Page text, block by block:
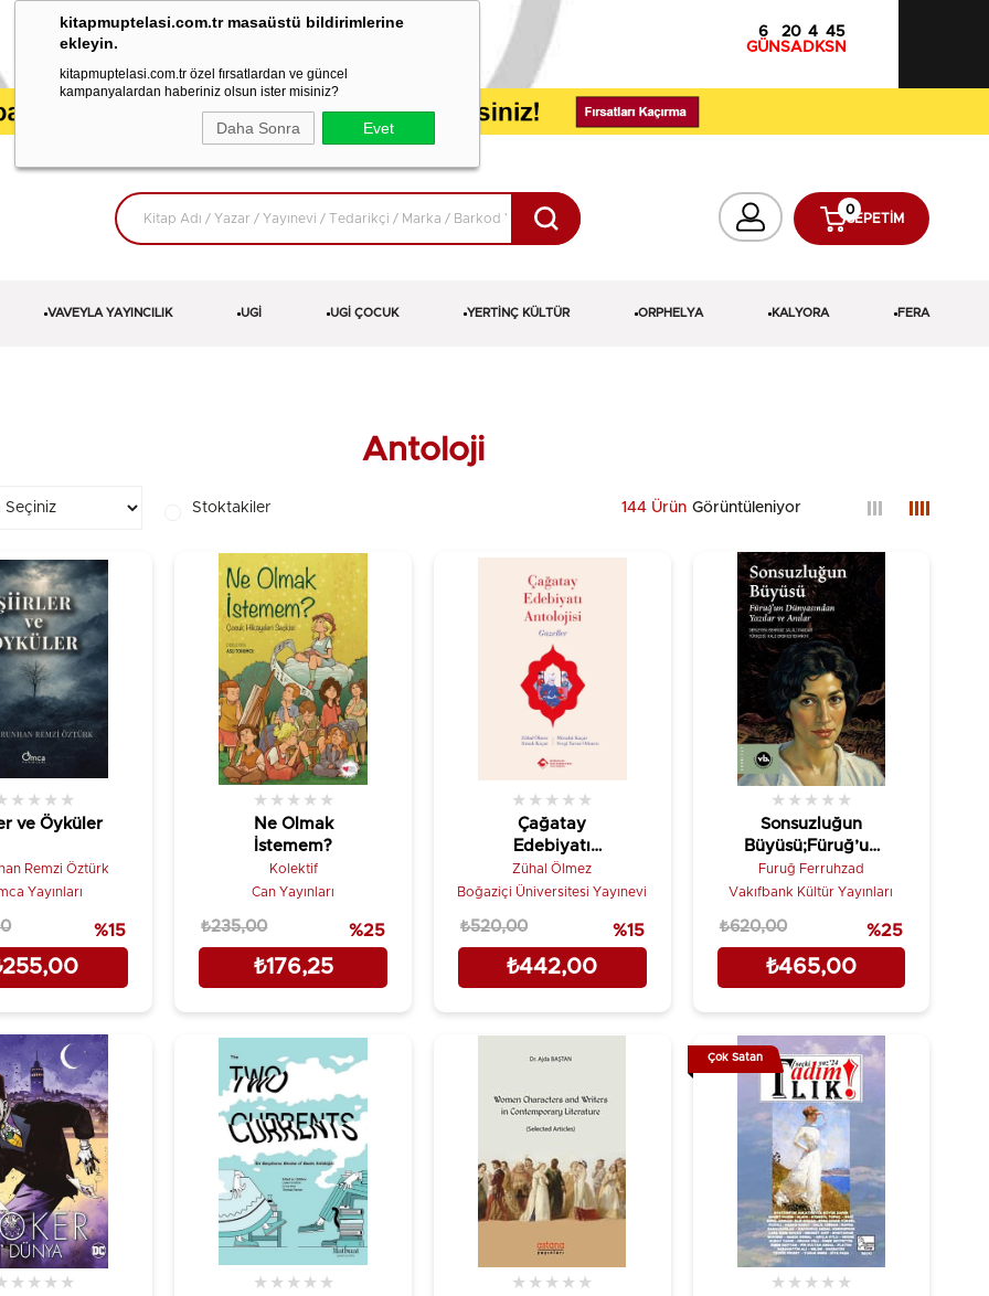
kitapmuptelasi.com.tr masaüstü bildirimlerine
ekleyin.
kitapmuptelasi.com.tr özel fırsatlardan ve güncel
kampanyalardan haberiniz olsun ister misiniz?
Daha Sonra Evet
6
GÜN
20
SA
4
DK
44
SN
SEPETIM
0
VAVEYLA YAYINCILIK UGİ UGİ ÇOCUK YERTİNÇ KÜLTÜR ORPHELYA KALYORA FERA
Antoloji
Stoktakiler 144 Ürün
ve Öyküler
★ ★ ★ ★
Remzi Öztürk
Yayınları
%15
Ne Olmak
İstemem?
★ ★ ★ ★ ★
Kolektif
Can Yayınları
₺176,25
₺235,00 %25
Çağatay
Edebiyatı
Antolojisi -
Gazeller
★ ★ ★ ★ ★
Zühal Ölmez
Boğaziçi Üniversitesi Yayınevi
₺442,00
₺520,00 %15
Sonsuzluğun
Büyüsü;Füruğ’un
Dünyasından
Yazılar ve Anılar
★ ★ ★ ★ ★
Furuğ Ferruhzad
Vakıfbank Kültür Yayınları
₺465,00
₺620,00 %25
★ ★ ★ ★ ★ ★ ★ ★ ★ ★ ★ ★ ★ ★ ★ ★ ★ ★ ★
Çok Satan